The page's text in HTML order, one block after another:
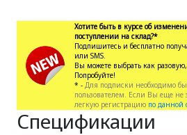
Хотите быть в курсе об
поступлении на склад?*
Подпишитесь и бесплатно
или SMS.
Вы можете выбрать как
Попробуйте!
* - Для подписки необходимо
пользователем. Если Вы еще не
легкую регистрацию по данной
Спецификации